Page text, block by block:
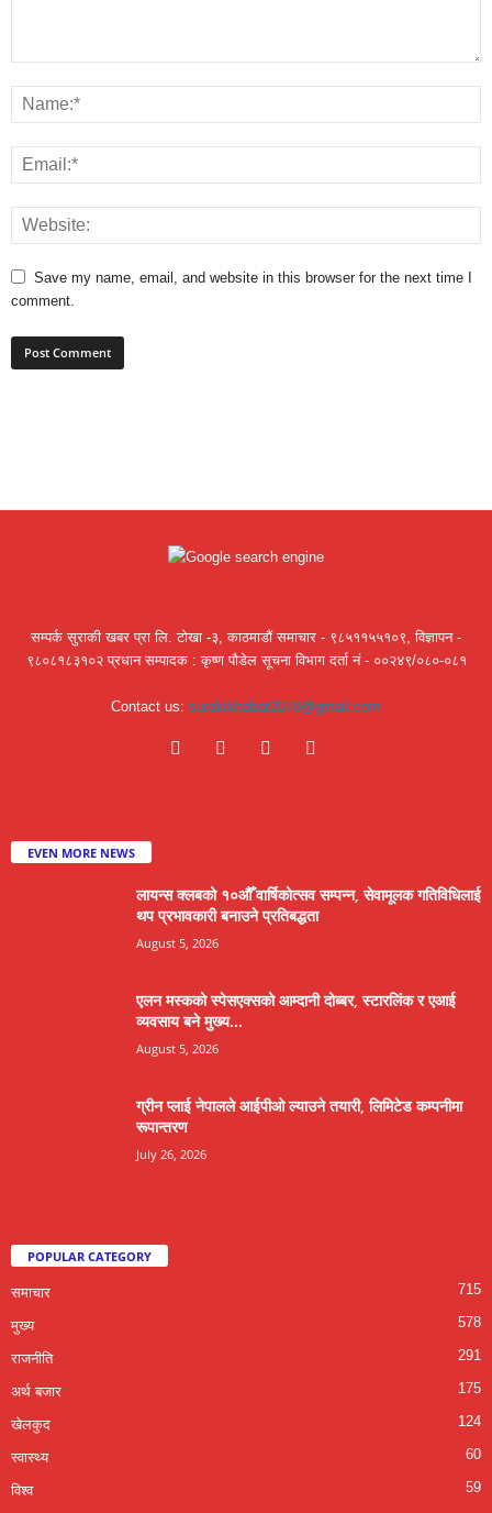
Save my name, email, and website in this browser for the next time I
comment.
सम्पर्क सुराकी खबर प्रा लि. टोखा -३, काठमाडौं समाचार - ९८५११५५१०९, विज्ञापन -
९८०८१८३१०२ प्रधान सम्पादक : कृष्ण पौडेल सूचना विभाग दर्ता नं - ००२४९/०८०-०८१
Contact us: surakikhabar2078@gmail.com
EVEN MORE NEWS
लायन्स क्लबको १०औँ वार्षिकोत्सव सम्पन्न, सेवामूलक गतिविधिलाई
थप प्रभावकारी बनाउने प्रतिबद्धता
August 5, 2026
एलन मस्कको स्पेसएक्सको आम्दानी दोब्बर, स्टारलिंक र एआई
व्यवसाय बने मुख्य...
August 5, 2026
ग्रीन प्लाई नेपालले आईपीओ ल्याउने तयारी, लिमिटेड कम्पनीमा
रूपान्तरण
July 26, 2026
POPULAR CATEGORY
समाचार 715
मुख्य 578
राजनीति 291
अर्थ बजार 175
खेलकुद 124
स्वास्थ्य 60
विश्व 59